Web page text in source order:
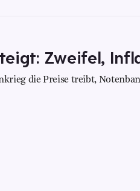
Zweifel,
die Preise treibt,